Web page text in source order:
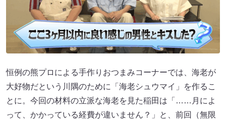
恒例の熊プロによる手作りおつまみコーナーでは、海老が
大好物だという川隅のために「海老シュウマイ」を作るこ
とに。今回の材料の立派な海老を見た稲田は「……月によ
って、かかっている経費が違いません？」と、前回（無限